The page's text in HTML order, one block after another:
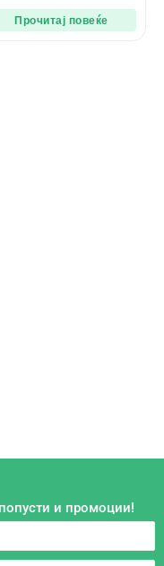
Прочитај повеќе
и промоции!